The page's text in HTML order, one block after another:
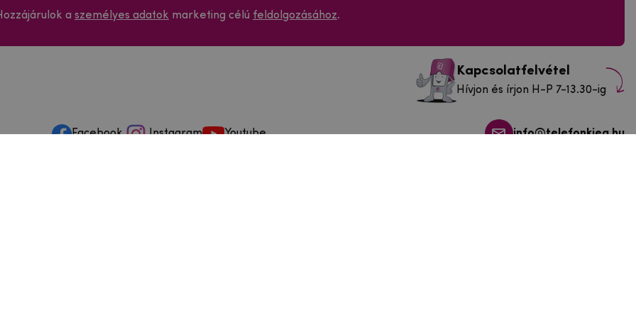
a személyes adatok marketing célú feldolgozásához.
Kapcsolatfelvétel
Hívjon és írjon H-P 7-13.30-ig
Facebook Instagram Youtube info@telefonkieg.hu